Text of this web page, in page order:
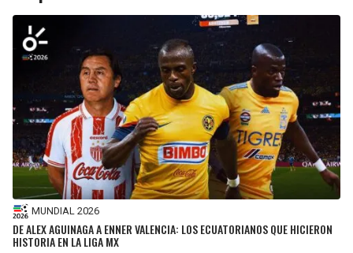
MUNDIAL 2026
DE ALEX AGUINAGA A ENNER VALENCIA: LOS ECUATORIANOS QUE HICIERON
HISTORIA EN LA LIGA MX